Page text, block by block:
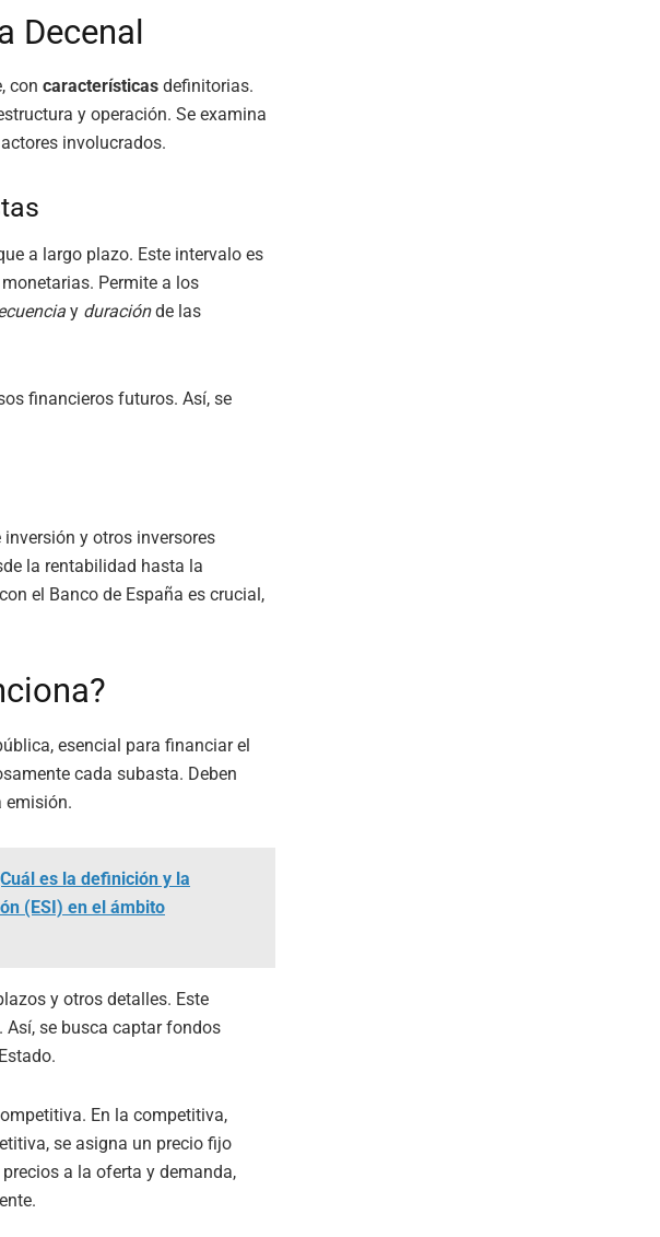
Decenal
con características definitorias.
y operación. Se examina
involucrados.
a largo plazo. Este intervalo es
Permite a los
y duraciónde las
financieros futuros. Así, se
y otros inversores
la rentabilidad hasta la
el Banco de España es crucial,
esencial para financiar el
cada subasta. Deben
emisión.
es la definición y la
(ESI) en el ámbito
y otros detalles. Este
se busca captar fondos
En la competitiva,
se asigna un precio fijo
a la oferta y demanda,